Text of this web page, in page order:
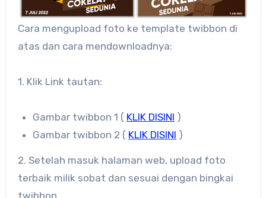
Cara mengupload foto ke template twibbon di
atas dan cara mendownloadnya:
1. Klik Link tautan:
Gambar twibbon 1 ( KLIK DISINI )
Gambar twibbon 2 ( KLIK DISINI )
2. Setelah masuk halaman web, upload foto
terbaik milik sobat dan sesuai dengan bingkai